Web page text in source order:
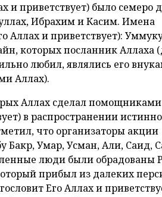
и приветствует) было семеро
Ибрахим и Касим. Имена
Аллах и приветствует):
которых посланник Аллаха
любил, являлись его
Аллах).
Аллах сделал помощниками
в распространении
что организаторы акции
Бакр, Умар, Усман, Али, Саид,
люди были обрадованы
прибыл из далеких
Его Аллах и